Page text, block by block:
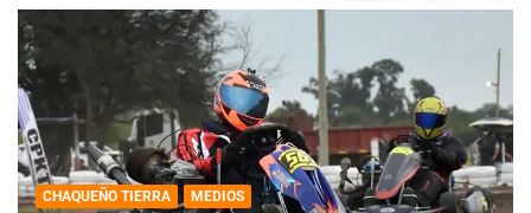
CHAQUEÑO TIERRA MEDIOS